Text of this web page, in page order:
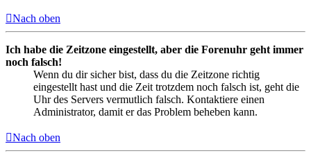
Nach oben
Ich habe die Zeitzone eingestellt, aber die Forenuhr geht immer
noch falsch!
Wenn du dir sicher bist, dass du die Zeitzone richtig
eingestellt hast und die Zeit trotzdem noch falsch ist, geht die
Uhr des Servers vermutlich falsch. Kontaktiere einen
Administrator, damit er das Problem beheben kann.
Nach oben